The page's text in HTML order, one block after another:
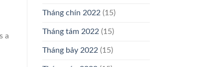
a
Tháng chín 2022 (15)
Tháng tám 2022 (15)
Tháng bảy 2022 (15)